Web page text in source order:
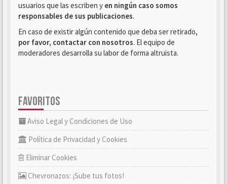
usuarios que las escriben y en ningún caso somos
responsables de sus publicaciones.
En caso de existir algún contenido que deba ser retirado,
por favor, contactar con nosotros. El equipo de
moderadores desarrolla su labor de forma altruista.
FAVORITOS
Aviso Legal y Condiciones de Uso
Política de Privacidad y Cookies
Eliminar Cookies
Chevronazos: ¡Sube tus fotos!